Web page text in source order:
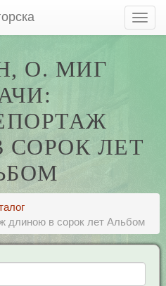
О. МИГ
ЛЕТ
длиною в сорок лет Альбом